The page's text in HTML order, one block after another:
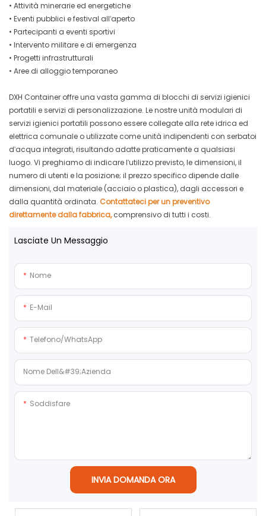
• Attività minerarie ed energetiche
• Eventi pubblici e festival all'aperto
• Partecipanti a eventi sportivi
• Intervento militare e di emergenza
• Progetti infrastrutturali
• Aree di alloggio temporaneo
DXH Container offre una vasta gamma di blocchi di servizi igienici
portatili e servizi di personalizzazione. Le nostre unità modulari di
servizi igienici portatili possono essere collegate alla rete idrica ed
elettrica comunale o utilizzate come unità indipendenti con serbatoi
d'acqua integrati, risultando adatte praticamente a qualsiasi
luogo. Vi preghiamo di indicare l'utilizzo previsto, le dimensioni, il
numero di utenti e la posizione; il prezzo specifico dipende dalle
dimensioni, dal materiale (acciaio o plastica), dagli accessori e
dalla quantità ordinata. Contattateci per un preventivo
direttamente dalla fabbrica,comprensivo di tutti i costi.
Lasciate Un Messaggio
Nome
E-Mail
Telefono/WhatsApp
Nome Dell&#39;azienda
Soddisfare
INVIA DOMANDA ORA